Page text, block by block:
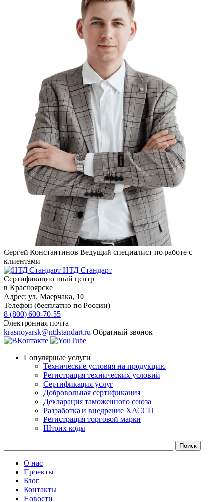
Сергей Константинов Ведущий специалист по работе с
клиентами
НТД Стандарт
Сертификационный центр
в Красноярске
Адрес: ул. ​​​Маерчака, 10
Телефон (бесплатно по России)
8 (800) 600-70-55
Электронная почта
krasnoyarsk@ntdstandart.ru Обратный звонок
Популярные услуги
Технические условия на продукцию
Регистрация технических условий
Сертификация услуг
Добровольная сертификация
Декларация таможенного союза
Разработка и внедрение ХАССП
Регистрация торговой марки
Штрих коды
О нас
Проекты
Блог
Контакты
Новости